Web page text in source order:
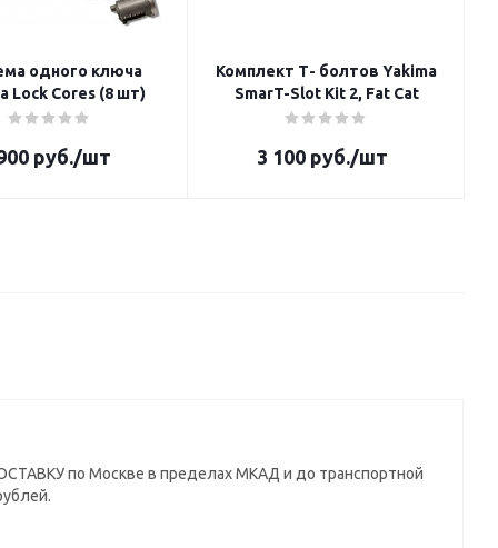
одного ключа
Yakima Lock Cores (8 шт)
руб./шт
Комплект Т- болтов Yakima
SmarT-Slot Kit 2, Fat Cat
3 100 руб./шт
по Москве в пределах МКАД и до транспортной